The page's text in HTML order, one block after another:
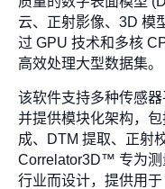
云、正射影像、3D 模
过 GPU 技术和多核
高效处理大型数据集。
该软件支持多种传感器
并提供模块化架构，
成、DTM 提取、正射
Correlator3D™ 专为测
行业而设计，提供用